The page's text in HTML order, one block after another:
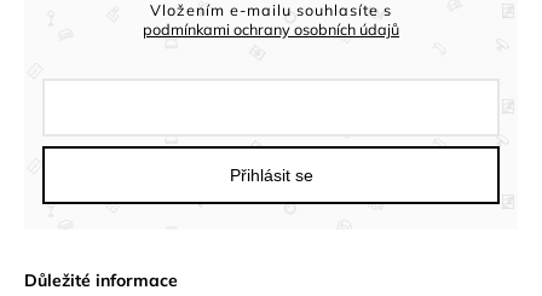
Důležité informace
Vložením e-mailu souhlasíte s
podmínkami ochrany osobních údajů
Přihlásit se